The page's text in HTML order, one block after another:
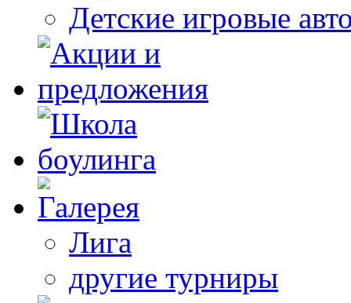
Детские игровые
Лига
другие турниры